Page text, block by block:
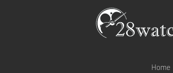
Home